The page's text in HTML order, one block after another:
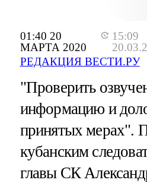
01:40 20
МАРТА 2020
15:09
РЕДАКЦИЯ ВЕСТИ.РУ
"Проверить
информацию и
принятых мерах".
кубанским
главы СК